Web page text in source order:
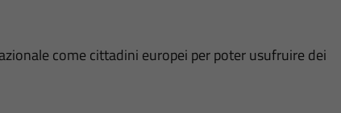
come cittadini europei per poter usufruire dei